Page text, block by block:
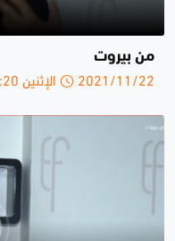
من بيروت
2021/11/22 الإثنين 10:20 ص